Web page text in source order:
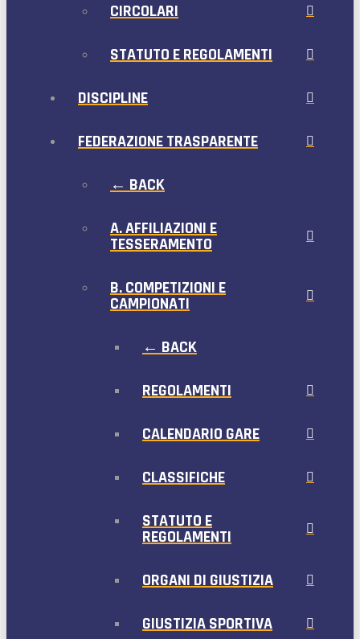
CIRCOLARI
STATUTO E REGOLAMENTI
DISCIPLINE
FEDERAZIONE TRASPARENTE
← BACK
A. AFFILIAZIONI E
TESSERAMENTO
B. COMPETIZIONI E
CAMPIONATI
← BACK
REGOLAMENTI
CALENDARIO GARE
CLASSIFICHE
STATUTO E
REGOLAMENTI
ORGANI DI GIUSTIZIA
GIUSTIZIA SPORTIVA